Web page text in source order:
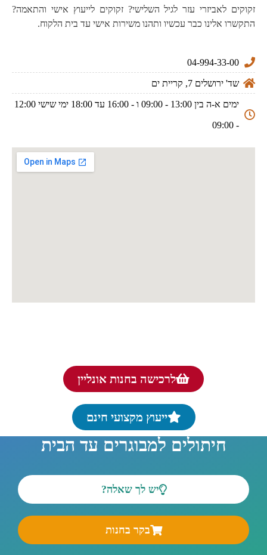
זקוקים לאביזרי עזר לגיל השלישי? זקוקים לייעוץ אישי והתאמה?
התקשרו אלינו כבר עכשיו ותהנו משירות אישי עד בית הלקוח.
04-994-33-00
שד' ירושלים 7, קריית ים
ימים א-ה בין 13:00 - 09:00 ו - 16:00 עד 18:00 ימי שישי 12:00
- 09:00
לרכישה בחנות אונליין
ייעוץ מקצועי חינם
חיתולים למבוגרים עד הבית
יש לך שאלה?
בקר בחנות